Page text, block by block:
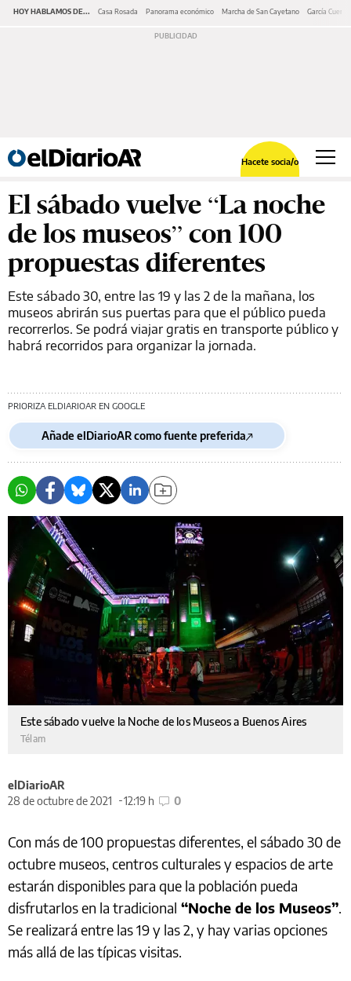
HOY HABLAMOS DE... Casa Rosada Panorama económico Marcha de San Cayetano García Cuerva
Hacete socia/o
El sábado vuelve “La noche
de los museos” con 100
propuestas diferentes
Este sábado 30, entre las 19 y las 2 de la mañana, los
museos abrirán sus puertas para que el público pueda
recorrerlos. Se podrá viajar gratis en transporte público y
habrá recorridos para organizar la jornada.
PRIORIZA ELDIARIOAR EN GOOGLE
Añade elDiarioAR como fuente preferida
Este sábado vuelve la Noche de los Museos a Buenos Aires
Télam
elDiarioAR
28 de octubre de 2021
12:19 h 0
Con más de 100 propuestas diferentes, el sábado 30 de
octubre museos, centros culturales y espacios de arte
estarán disponibles para que la población pueda
disfrutarlos en la tradicional “Noche de los Museos”.
Se realizará entre las 19 y las 2, y hay varias opciones
más allá de las típicas visitas.